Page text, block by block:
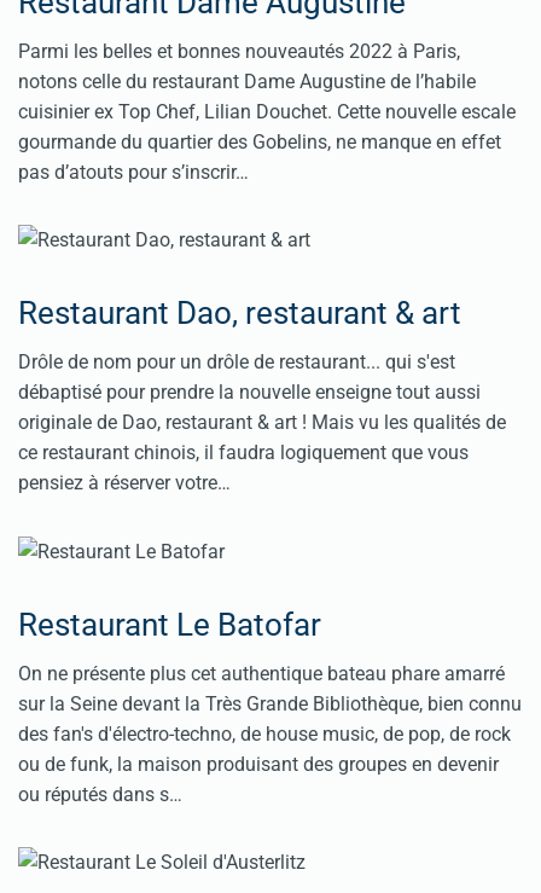
Parmi les belles et bonnes nouveautés 2022 à Paris,
notons celle du restaurant Dame Augustine de l’habile
cuisinier ex Top Chef, Lilian Douchet. Cette nouvelle escale
gourmande du quartier des Gobelins, ne manque en effet
pas d’atouts pour s’inscrir…
Restaurant Dao, restaurant & art
Drôle de nom pour un drôle de restaurant... qui s'est
débaptisé pour prendre la nouvelle enseigne tout aussi
originale de Dao, restaurant & art ! Mais vu les qualités de
ce restaurant chinois, il faudra logiquement que vous
pensiez à réserver votre…
Restaurant Le Batofar
On ne présente plus cet authentique bateau phare amarré
sur la Seine devant la Très Grande Bibliothèque, bien connu
des fan's d'électro-techno, de house music, de pop, de rock
ou de funk, la maison produisant des groupes en devenir
ou réputés dans s…